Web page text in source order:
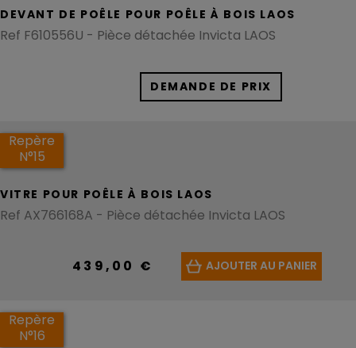
DEVANT DE POÊLE POUR POÊLE À BOIS LAOS
Ref F610556U - Pièce détachée Invicta LAOS
DEMANDE DE PRIX
Repère
N°15
VITRE POUR POÊLE À BOIS LAOS
Ref AX766168A - Pièce détachée Invicta LAOS
439,00 € AJOUTER AU PANIER
Repère
N°16